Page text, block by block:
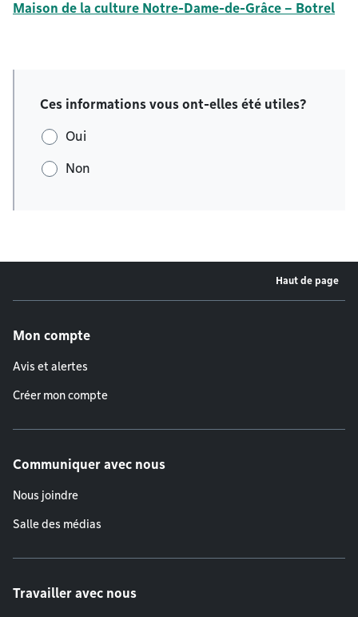
Maison de la culture Notre-Dame-de-Grâce – Botrel
Ces informations vous ont-elles été utiles?
Oui
Non
Haut de page
Mon compte
Avis et alertes
Créer mon compte
Communiquer avec nous
Nous joindre
Salle des médias
Travailler avec nous